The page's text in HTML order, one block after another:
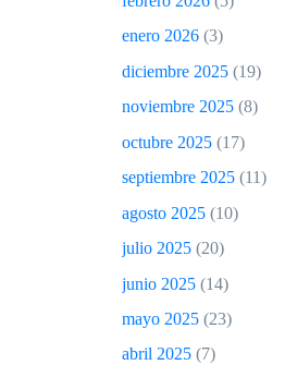
enero 2026 (3)
diciembre 2025 (19)
noviembre 2025 (8)
octubre 2025 (17)
septiembre 2025 (11)
agosto 2025 (10)
julio 2025 (20)
junio 2025 (14)
mayo 2025 (23)
abril 2025 (7)